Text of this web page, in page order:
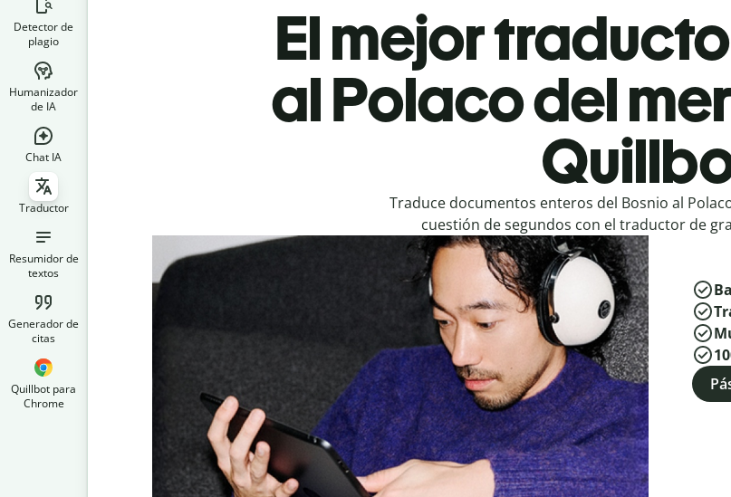
Detector de
plagio
Humanizador
de IA
Chat IA
Traductor
Resumidor de
textos
Generador de
citas
Quillbot para
Chrome
El mejor
al Polaco del
Traduce documentos enteros del Bosnio al
cuestión de segundos con el traductor de